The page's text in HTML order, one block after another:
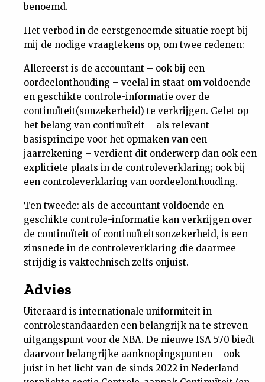
benoemd.
Het verbod in de eerstgenoemde situatie roept bij
mij de nodige vraagtekens op, om twee redenen:
Allereerst is de accountant – ook bij een
oordeelonthouding – veelal in staat om voldoende
en geschikte controle-informatie over de
continuïteit(sonzekerheid) te verkrijgen. Gelet op
het belang van continuïteit – als relevant
basisprincipe voor het opmaken van een
jaarrekening – verdient dit onderwerp dan ook een
expliciete plaats in de controleverklaring; ook bij
een controleverklaring van oordeelonthouding.
Ten tweede: als de accountant voldoende en
geschikte controle-informatie kan verkrijgen over
de continuïteit of continuïteitsonzekerheid, is een
zinsnede in de controleverklaring die daarmee
strijdig is vaktechnisch zelfs onjuist.
Advies
Uiteraard is internationale uniformiteit in
controlestandaarden een belangrijk na te streven
uitgangspunt voor de NBA. De nieuwe ISA 570 biedt
daarvoor belangrijke aanknopingspunten – ook
juist in het licht van de sinds 2022 in Nederland